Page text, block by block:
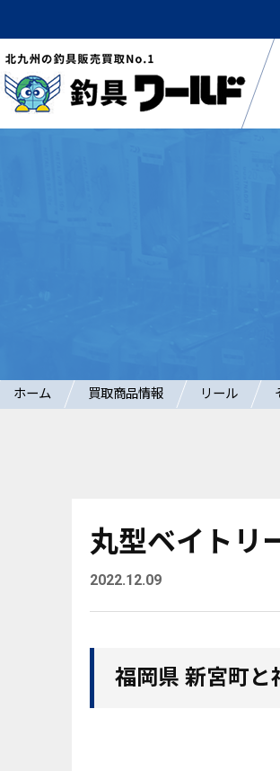
ホーム 買取商品情報 リール
丸型ベイト
2022.12.09
福岡県 新宮町と